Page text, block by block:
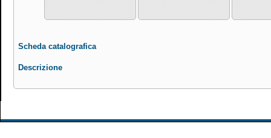
Scheda catalografica
Descrizione